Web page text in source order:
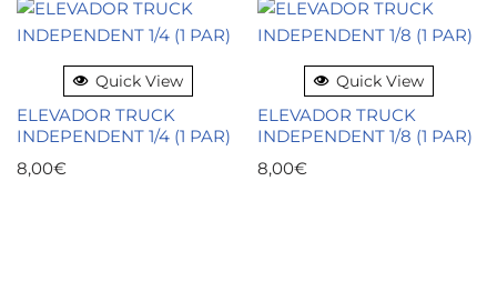
Quick View
ELEVADOR TRUCK
INDEPENDENT 1/4 (1 PAR)
8,00€
Quick View
ELEVADOR TRUCK
INDEPENDENT 1/8 (1 PAR)
8,00€